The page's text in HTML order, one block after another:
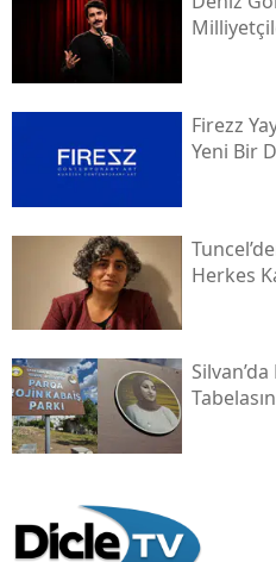
Firezz
Yeni Bir
Herkes